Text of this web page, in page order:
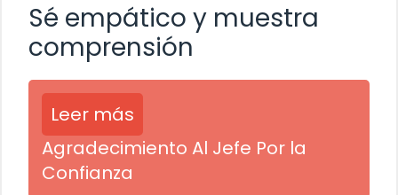
Sé empático y muestra
comprensión
Leer más
Agradecimiento Al Jefe Por la
Confianza